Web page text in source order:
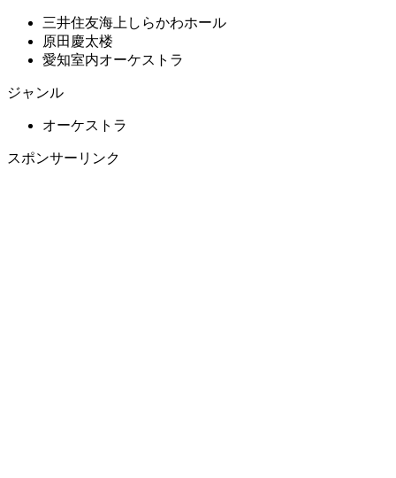
三井住友海上しらかわホール
原田慶太楼
愛知室内オーケストラ
ジャンル
オーケストラ
スポンサーリンク